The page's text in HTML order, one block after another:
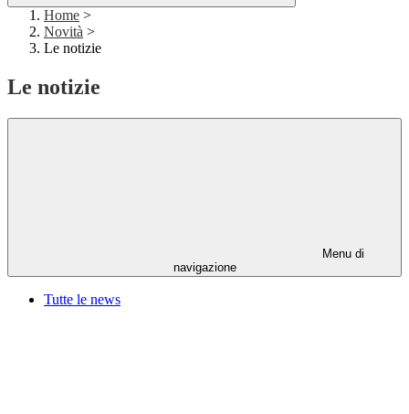
Home >
Novità >
Le notizie
Le notizie
Menu di
navigazione
Tutte le news